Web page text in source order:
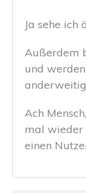
Ja sehe ich
Außerdem
und
Ach
mal wieder
einen